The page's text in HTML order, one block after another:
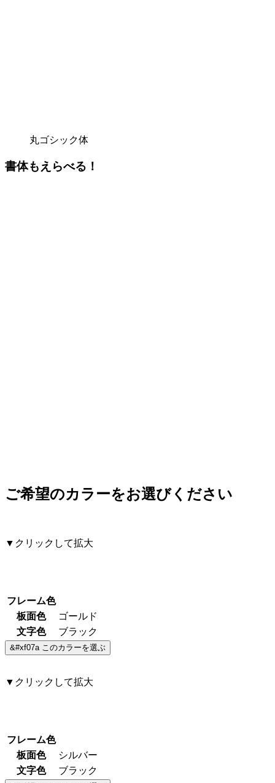
丸ゴシック体
書体もえらべる！
ご希望のカラーをお選びください
▼クリックして拡大
フレーム色
板面色
ゴールド
文字色
ブラック
▼クリックして拡大
フレーム色
板面色
シルバー
文字色
ブラック